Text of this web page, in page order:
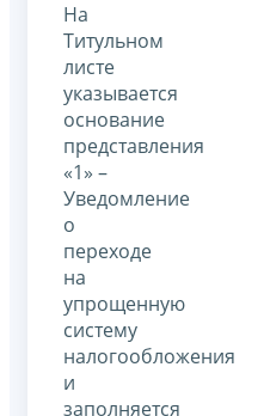
На
Титульном
листе
указывается
основание
представления
«1» –
Уведомление
о
переходе
на
упрощенную
систему
налогообложения
и
заполняется